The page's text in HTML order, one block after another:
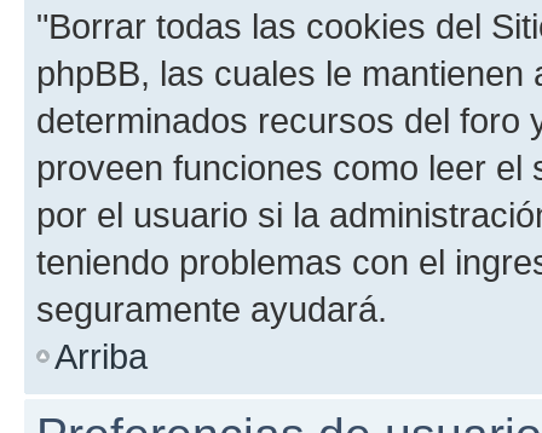
"Borrar todas las cookies del
phpBB, las cuales le
determinados recursos del foro
proveen funciones como leer el
por el usuario si la
teniendo problemas con el
seguramente ayudará.
Arriba